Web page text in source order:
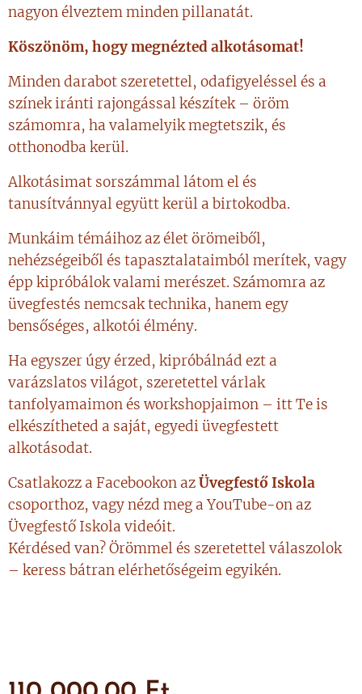
nagyon élveztem minden pillanatát.
Köszönöm, hogy megnézted alkotásomat!
Minden darabot szeretettel, odafigyeléssel és a
színek iránti rajongással készítek – öröm
számomra, ha valamelyik megtetszik, és
otthonodba kerül.
Alkotásimat sorszámmal látom el és
tanusítvánnyal együtt kerül a birtokodba.
Munkáim témáihoz az élet örömeiből,
nehézségeiből és tapasztalataimból merítek, vagy
épp kipróbálok valami merészet. Számomra az
üvegfestés nemcsak technika, hanem egy
bensőséges, alkotói élmény.
Ha egyszer úgy érzed, kipróbálnád ezt a
varázslatos világot, szeretettel várlak
tanfolyamaimon és workshopjaimon – itt Te is
elkészítheted a saját, egyedi üvegfestett
alkotásodat.
Csatlakozz a Facebookon azÜvegfestő Iskola
csoporthoz, vagy nézd meg a YouTube-on az
Üvegfestő Iskola videóit.
Kérdésed van? Örömmel és szeretettel válaszolok
– keress bátran elérhetőségeim egyikén.